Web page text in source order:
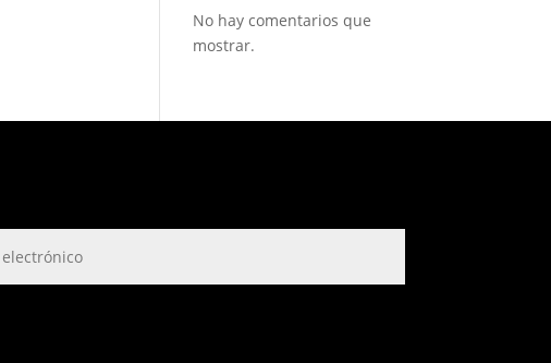
No hay comentarios que
mostrar.